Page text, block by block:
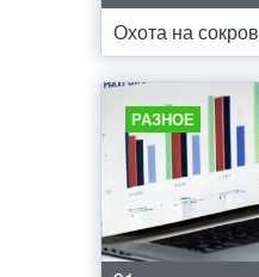
Охота на
РАЗНОЕ